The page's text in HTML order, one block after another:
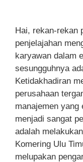
Hai, rekan-rekan
penjelajahan
karyawan dalam
sesungguhnya
Ketidakhadiran
perusahaan
manajemen
menjadi sangat
adalah
Komering Ulu
melupakan